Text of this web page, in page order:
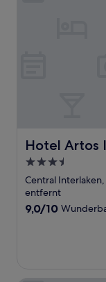
Hotel Artos
Hotel Artos
3.5-
Sterne-
Unterkunft
Central
entfernt
9.0
9,0/10